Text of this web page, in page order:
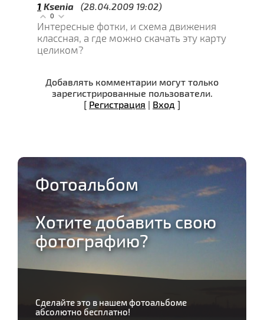
1 Ksenia (28.04.2009 19:02)
0
Интересные фотки, и схема движения
классная, а где можно скачать эту карту
целиком?
Добавлять комментарии могут только
зарегистрированные пользователи.
[ Регистрация | Вход ]
Фотоальбом
Хотите добавить свою
фотографию?
Сделайте это в нашем фотоальбоме
абсолютно бесплатно!